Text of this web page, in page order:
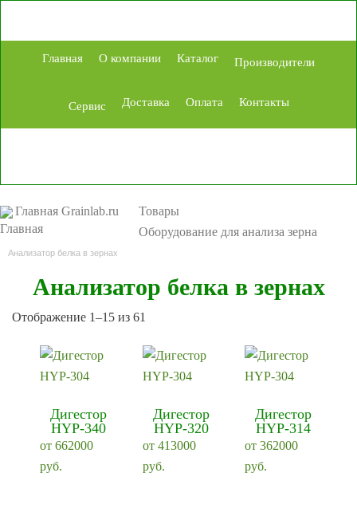
Главная О компании Каталог Производители
Сервис Доставка Оплата Контакты
Главная Grainlab.ru
Товары
Оборудование для анализа зерна
Анализатор белка в зернах
Анализатор белка в зернах
Отображение 1–15 из 61
Дигестор
HYP-340
от 662000
руб.
Дигестор
HYP-320
от 413000
руб.
Дигестор
HYP-314
от362000
руб.